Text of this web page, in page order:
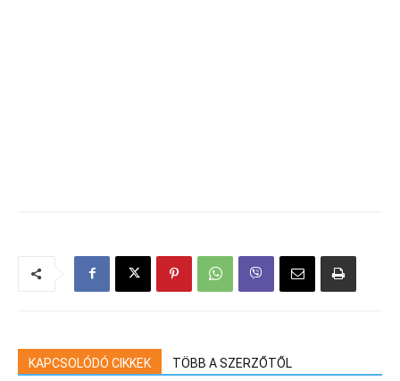
KAPCSOLÓDÓ CIKKEK TÖBB A SZERZŐTŐL